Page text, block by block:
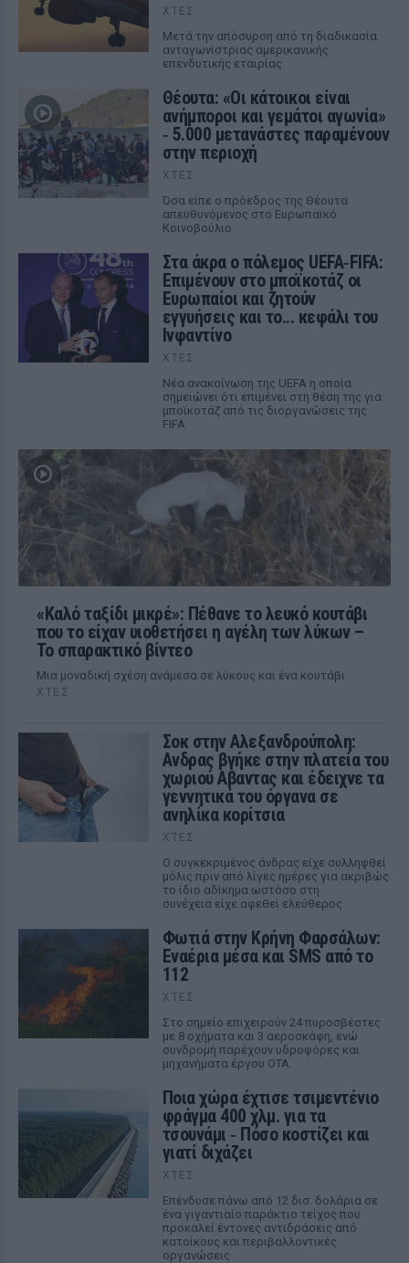
ΧΤΕΣ
Μετά την απόσυρση από τη διαδικασία
ανταγωνίστριας αμερικανικής
επενδυτικής εταιρίας
Θέουτα: «Οι κάτοικοι είναι
ανήμποροι και γεμάτοι αγωνία»
‑ 5.000 μετανάστες παραμένουν
στην περιοχή
ΧΤΕΣ
Όσα είπε ο πρόεδρος της Θέουτα
απευθυνόμενος στο Ευρωπαϊκό
Κοινοβούλιο
Στα άκρα ο πόλεμος UEFA‑FIFA:
Επιμένουν στο μποϊκοτάζ οι
Ευρωπαίοι και ζητούν
εγγυήσεις και το... κεφάλι του
Ινφαντίνο
ΧΤΕΣ
Νέα ανακοίνωση της UEFA η οποία
σημειώνει ότι επιμένει στη θέση της για
μποϊκοτάζ από τις διοργανώσεις της
FIFA
«Καλό ταξίδι μικρέ»: Πέθανε το λευκό κουτάβι
που το είχαν υιοθετήσει η αγέλη των λύκων –
Το σπαρακτικό βίντεο
Μια μοναδική σχέση ανάμεσα σε λύκους και ένα κουτάβι
ΧΤΕΣ
Σοκ στην Αλεξανδρούπολη:
Ανδρας βγήκε στην πλατεία του
χωριού Αβαντας και έδειχνε τα
γεννητικά του όργανα σε
ανηλίκα κορίτσια
ΧΤΕΣ
Ο συγκεκριμένος άνδρας είχε συλληφθεί
μόλις πριν από λίγες ημέρες για ακριβώς
το ίδιο αδίκημα ωστόσο στη
συνέχεια είχε αφεθεί ελεύθερος
Φωτιά στην Κρήνη Φαρσάλων:
Εναέρια μέσα και SMS από το
112
ΧΤΕΣ
Στο σημείο επιχειρούν 24 πυροσβέστες
με 8 οχήματα και 3 αεροσκάφη, ενώ
συνδρομή παρέχουν υδροφόρες και
μηχανήματα έργου ΟΤΑ.
Ποια χώρα έχτισε τσιμεντένιο
φράγμα 400 χλμ. για τα
τσουνάμι ‑ Πόσο κοστίζει και
γιατί διχάζει
ΧΤΕΣ
Επένδυσε πάνω από 12 δισ. δολάρια σε
ένα γιγαντιαίο παράκτιο τείχος που
προκαλεί έντονες αντιδράσεις από
κατοίκους και περιβαλλοντικές
οργανώσεις